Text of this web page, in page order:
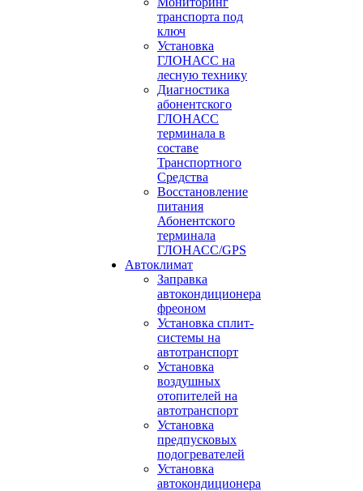
транспорта под
ключ
Установка
ГЛОНАСС на
лесную технику
Диагностика
абонентского
ГЛОНАСС
терминала в
составе
Транспортного
Средства
Восстановление
питания
Абонентского
терминала
ГЛОНАСС/GPS
Автоклимат
Заправка
автокондиционера
фреоном
Установка сплит-
системы на
автотранспорт
Установка
воздушных
отопителей на
автотранспорт
Установка
предпусковых
подогревателей
Установка
автокондиционера